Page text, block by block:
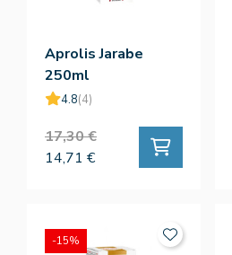
Aprolis Jarabe
250ml
4.8(4)
17,30 €
14,71 €
-15%